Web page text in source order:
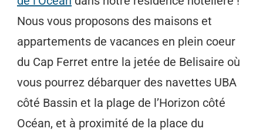
Nous vous proposons des maisons et
appartements de vacances en plein coeur
du Cap Ferret entre la jetée de Belisaire où
vous pourrez débarquer des navettes UBA
côté Bassin et la plage de l’Horizon côté
Océan, et à proximité de la place du